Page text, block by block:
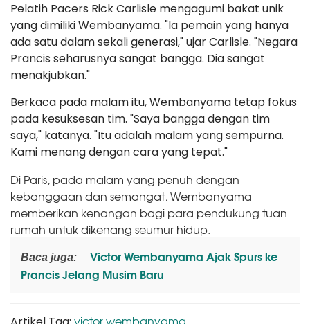
Pelatih Pacers Rick Carlisle mengagumi bakat unik
yang dimiliki Wembanyama. "Ia pemain yang hanya
ada satu dalam sekali generasi," ujar Carlisle. "Negara
Prancis seharusnya sangat bangga. Dia sangat
menakjubkan."
Berkaca pada malam itu, Wembanyama tetap fokus
pada kesuksesan tim. "Saya bangga dengan tim
saya," katanya. "Itu adalah malam yang sempurna.
Kami menang dengan cara yang tepat."
Di Paris, pada malam yang penuh dengan
kebanggaan dan semangat, Wembanyama
memberikan kenangan bagi para pendukung tuan
rumah untuk dikenang seumur hidup.
Baca juga:
Victor Wembanyama Ajak Spurs ke
Prancis Jelang Musim Baru
victor wembanyama